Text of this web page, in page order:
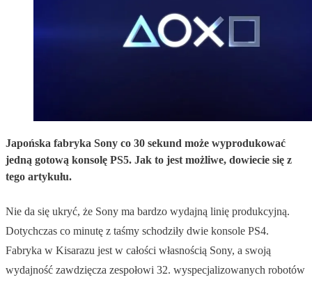
Japońska fabryka Sony co 30 sekund może wyprodukować
jedną gotową konsolę PS5. Jak to jest możliwe, dowiecie się z
tego artykułu.
Nie da się ukryć, że Sony ma bardzo wydajną linię produkcyjną.
Dotychczas co minutę z taśmy schodziły dwie konsole PS4.
Fabryka w Kisarazu jest w całości własnością Sony, a swoją
wydajność zawdzięcza zespołowi 32. wyspecjalizowanych robotów